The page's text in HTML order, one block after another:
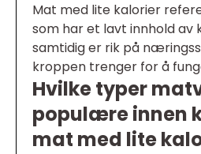
Mat med lite kalorier
som har et lavt innhold av
samtidig er rik på
kroppen trenger for å
Hvilke typer
populære innen
mat med lite